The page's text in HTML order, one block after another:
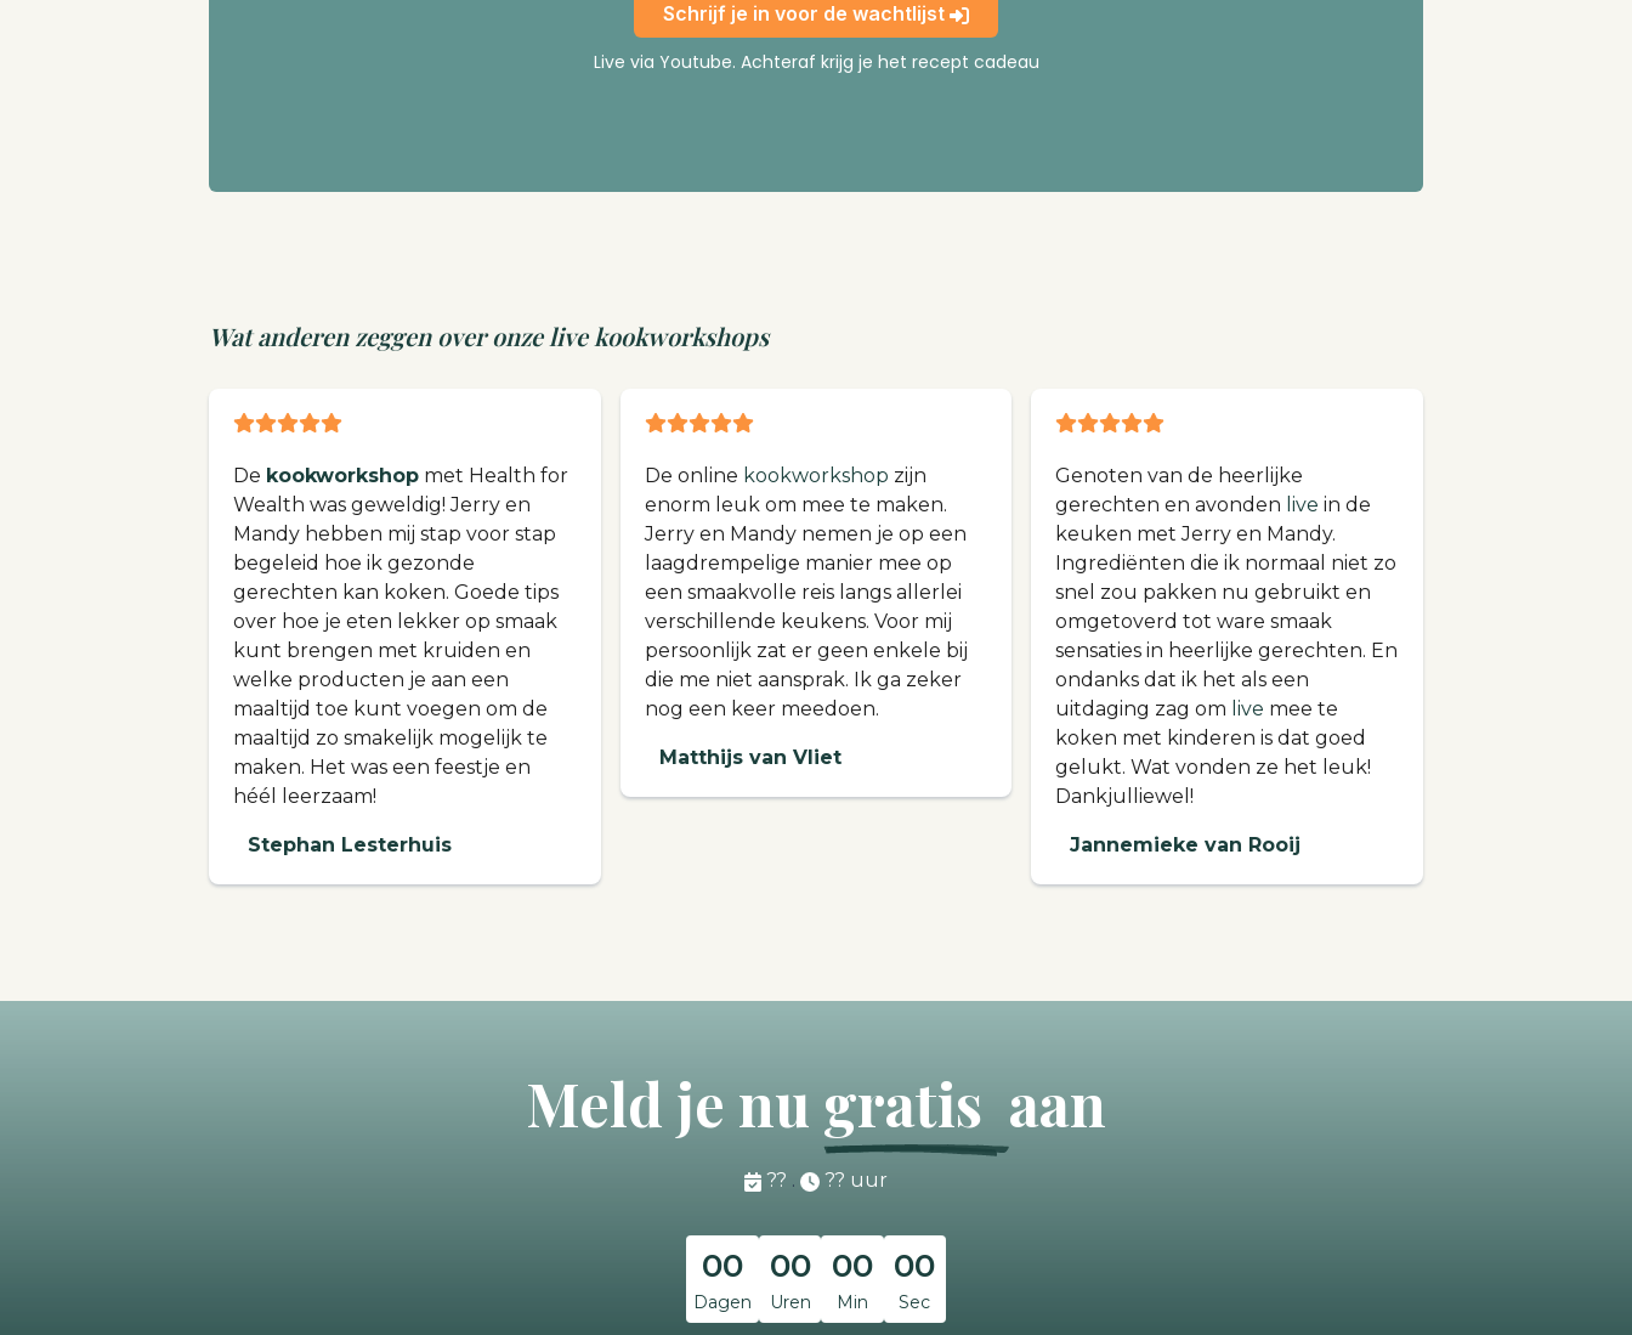
Schrijf je in voor de wachtlijst
Live via Youtube. Achteraf krijg je het recept cadeau
Wat anderen zeggen over onze live kookworkshops
De kookworkshop met Health for
Wealth was geweldig! Jerry en
Mandy hebben mij stap voor stap
begeleid hoe ik gezonde
gerechten kan koken. Goede tips
over hoe je eten lekker op smaak
kunt brengen met kruiden en
welke producten je aan een
maaltijd toe kunt voegen om de
maaltijd zo smakelijk mogelijk te
maken. Het was een feestje en
héél leerzaam!
Stephan Lesterhuis
De online kookworkshop zijn
enorm leuk om mee te maken.
Jerry en Mandy nemen je op een
laagdrempelige manier mee op
een smaakvolle reis langs allerlei
verschillende keukens. Voor mij
persoonlijk zat er geen enkele bij
die me niet aansprak. Ik ga zeker
nog een keer meedoen.
Matthijs van Vliet
Genoten van de heerlijke
gerechten en avonden live in de
keuken met Jerry en Mandy.
Ingrediënten die ik normaal niet zo
snel zou pakken nu gebruikt en
omgetoverd tot ware smaak
sensaties in heerlijke gerechten. En
ondanks dat ik het als een
uitdaging zag om live mee te
koken met kinderen is dat goed
gelukt. Wat vonden ze het leuk!
Dankjulliewel!
Jannemieke van Rooij
Meld je nu gratis aan
?? . ?? uur
00
Dagen
00
Uren
00
Min
00
Sec